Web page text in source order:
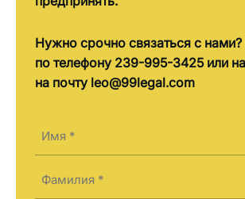
Нужно срочно связаться с
по телефону 239-995-3425 или
на почту leo@99legal.com